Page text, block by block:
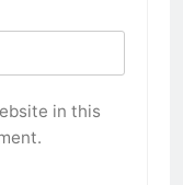
in this